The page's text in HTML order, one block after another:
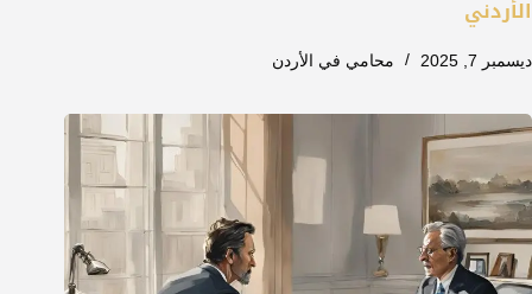
الأردني
ديسمبر 7, 2025 محامي في الأردن